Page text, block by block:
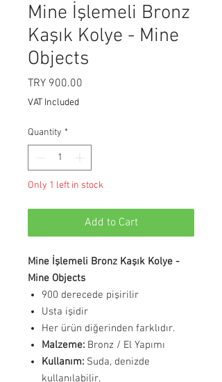
Mine İşlemeli Bronz
Kaşık Kolye - Mine
Objects
TRY 900.00
VAT Included
Quantity *
Only 1 left in stock
Add to Cart
Mine İşlemeli Bronz Kaşık Kolye -
Mine Objects
900 derecede pişirilir
Usta işidir
Her ürün diğerinden farklıdır.
Malzeme: Bronz / El Yapımı
Kullanım: Suda, denizde
kullanılabilir.